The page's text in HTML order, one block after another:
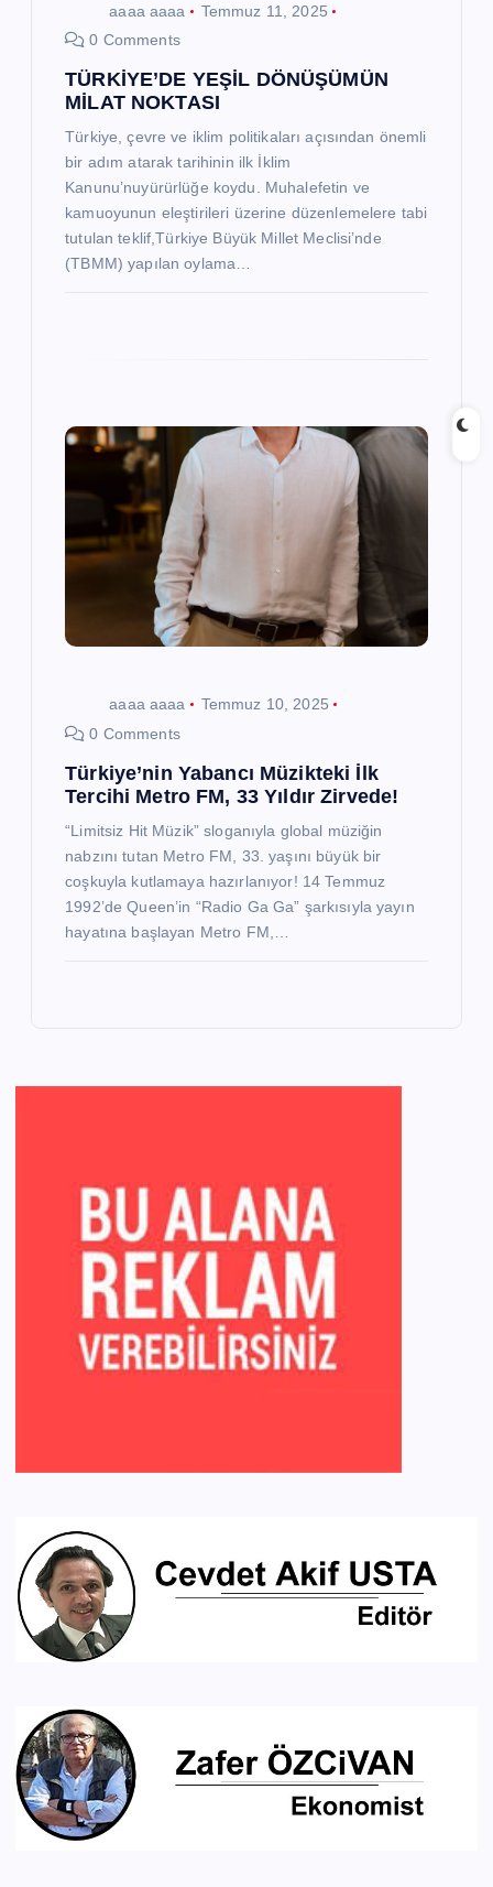
aaaa aaaa
Temmuz 11, 2025
0 Comments
TÜRKİYE’DE YEŞİL DÖNÜŞÜMÜN
MİLAT NOKTASI
Türkiye, çevre ve iklim politikaları açısından önemli
bir adım atarak tarihinin ilk İklim
Kanunu’nuyürürlüğe koydu. Muhalefetin ve
kamuoyunun eleştirileri üzerine düzenlemelere tabi
tutulan teklif,Türkiye Büyük Millet Meclisi’nde
(TBMM) yapılan oylama…
aaaa aaaa
Temmuz 10, 2025
0 Comments
Türkiye’nin Yabancı Müzikteki İlk
Tercihi Metro FM, 33 Yıldır Zirvede!
“Limitsiz Hit Müzik” sloganıyla global müziğin
nabzını tutan Metro FM, 33. yaşını büyük bir
coşkuyla kutlamaya hazırlanıyor! 14 Temmuz
1992’de Queen’in “Radio Ga Ga” şarkısıyla yayın
hayatına başlayan Metro FM,…